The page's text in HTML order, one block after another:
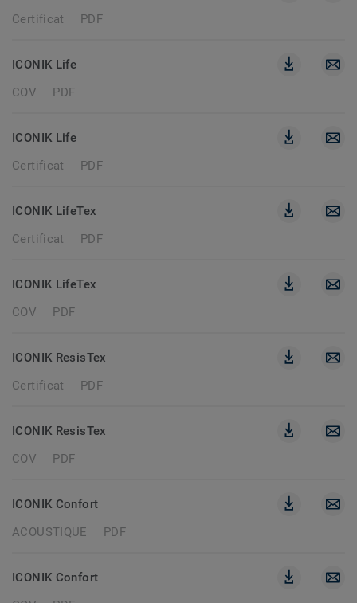
Certificat
PDF
ICONIK Life
COV
PDF
ICONIK Life
Certificat
PDF
ICONIK LifeTex
Certificat
PDF
ICONIK LifeTex
COV
PDF
ICONIK ResisTex
Certificat
PDF
ICONIK ResisTex
COV
PDF
ICONIK Confort
ACOUSTIQUE
PDF
ICONIK Confort